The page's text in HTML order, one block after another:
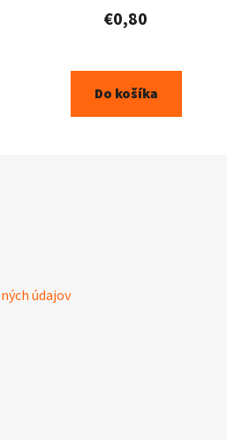
€0,80
Do košíka
údajov